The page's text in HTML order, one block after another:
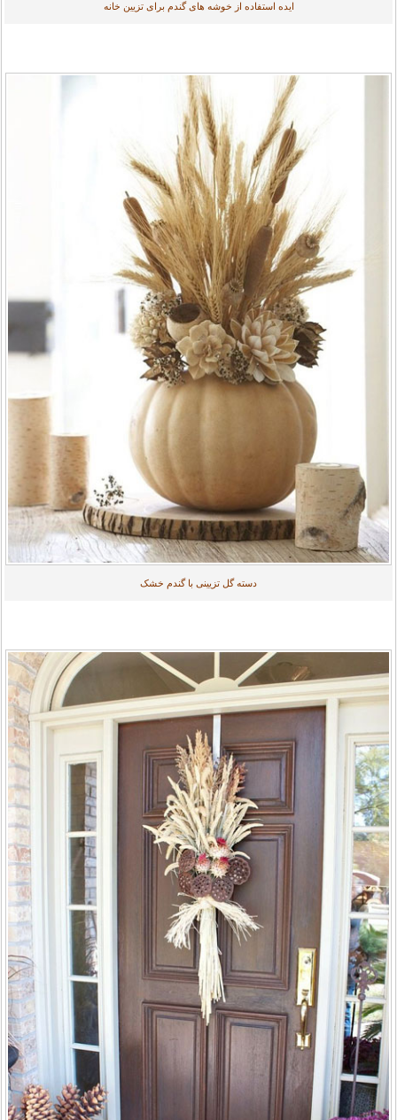
ایده استفاده از خوشه های گندم برای تزیین خانه
دسته گل تزیینی با گندم خشک